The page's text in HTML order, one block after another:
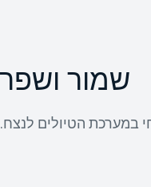
שמור ושפר
במערכת הטיולים לנצח.